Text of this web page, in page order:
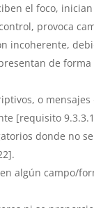
el foco,
provoca
incoherente,
de
o
[requisito
donde no
algún campo/